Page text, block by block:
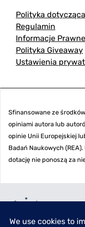
Polityka
Regulamin
Informacje Prawne
Polityka Giveaway
Ustawienia
Sfinansowane ze
opiniami autora lub
opinie Unii Europejskiej
Badań Naukowych
dotację nie ponoszą za